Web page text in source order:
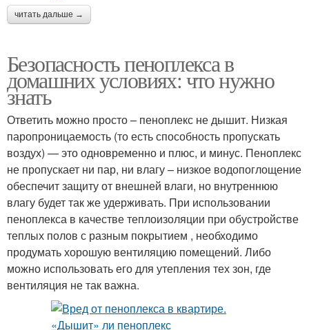
читать дальше →
Безопасность пеноплекса в
домашних условиях: что нужно
знать
Ответить можно просто – пеноплекс не дышит. Низкая
паропроницаемость (то есть способность пропускать
воздух) — это одновременно и плюс, и минус. Пеноплекс
не пропускает ни пар, ни влагу – низкое водопоглощение
обеспечит защиту от внешней влаги, но внутреннюю
влагу будет так же удерживать. При использовании
пеноплекса в качестве теплоизоляции при обустройстве
теплых полов с разным покрытием , необходимо
продумать хорошую вентиляцию помещений. Либо
можно использовать его для утепления тех зон, где
вентиляция не так важна.